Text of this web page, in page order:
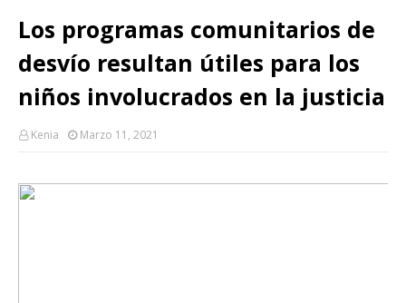
Los programas comunitarios de
desvío resultan útiles para los
niños involucrados en la justicia
Kenia Marzo 11, 2021